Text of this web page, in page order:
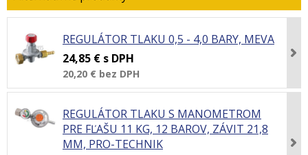
REGULÁTOR TLAKU 0,5 - 4,0 BARY, MEVA
24,85 € s DPH
20,20 € bez DPH
REGULÁTOR TLAKU S MANOMETROM
PRE FĽAŠU 11 KG, 12 BAROV, ZÁVIT 21,8
MM, PRO-TECHNIK